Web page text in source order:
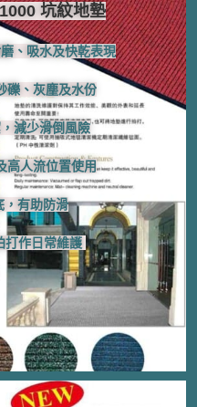
坑紋地墊
、吸水及快乾表現
礫、灰塵及水份
減少滑倒風險
高人流位置使用
，有助防滑
打作日常維護